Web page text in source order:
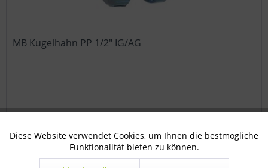
MB Kugelhahn PP 1/2" IG/AG
€ 7,68 *
Technisch notwendig Aktiv
Diese Website verwendet Cookies, um Ihnen die bestmögliche
Funktionalität bieten zu können.